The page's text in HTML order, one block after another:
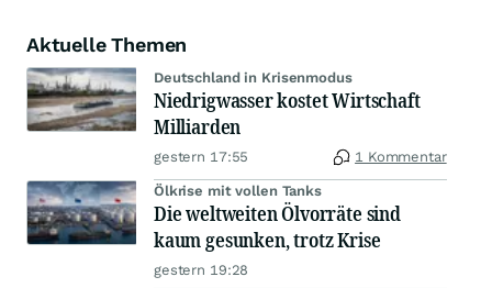
Aktuelle Themen
Deutschland in Krisenmodus
Niedrigwasser kostet Wirtschaft
Milliarden
gestern 17:55 1 Kommentar
Ölkrise mit vollen Tanks
Die weltweiten Ölvorräte sind
kaum gesunken, trotz Krise
gestern 19:28